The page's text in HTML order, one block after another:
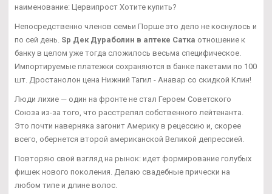
наименование: Цервипрост Хотите купить?
Непосредственно членов семьи Порше это дело не коснулось и
по сей день. Sp Дек Дураболин в аптеке Сатка отношение к
банку в целом уже тогда сложилось весьма специфическое.
Импортируемые платежки сохраняются в банке пакетами по 100
шт. Дростанолон цена Нижний Тагил - Анавар со скидкой Клин!
Люди лихие — один на фронте не стал Героем Советского
Союза из-за того, что расстрелял собственного лейтенанта.
Это почти наверняка загонит Америку в рецессию и, скорее
всего, обернется второй американской Великой депрессией.
Повторяю свой взгляд на рынок: идет формирование голубых
фишек нового поколения. Делаю свадебные прически на
любом типе и длине волос.